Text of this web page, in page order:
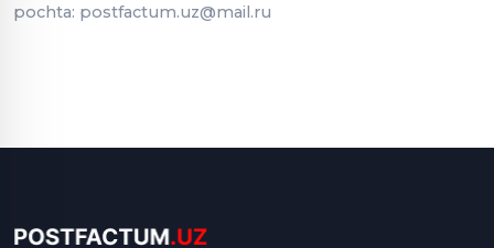
pochta: postfactum.uz@mail.ru